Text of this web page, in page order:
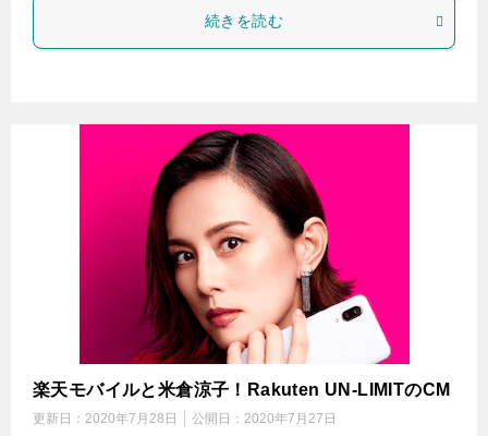
続きを読む
楽天モバイルと米倉涼子！Rakuten UN-LIMITのCM
更新日： 2020年7月28日 公開日： 2020年7月27日